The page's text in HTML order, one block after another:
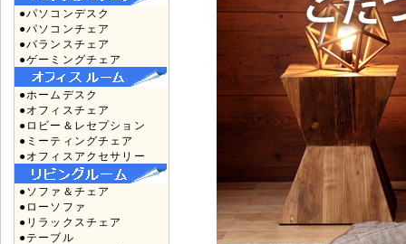
●パソコンデスク
●パソコンチェア
●バランスチェア
●ゲーミングチェア
●ホームデスク
●オフィスチェア
●ロビー＆レセプション
●ミーティングチェア
●オフィスアクセサリー
●ソファ＆チェア
●ローソファ
●リラックスチェア
●テーブル